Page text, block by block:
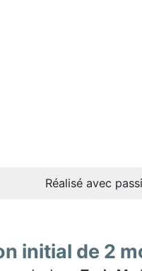
Réalisé avec
initial de 2